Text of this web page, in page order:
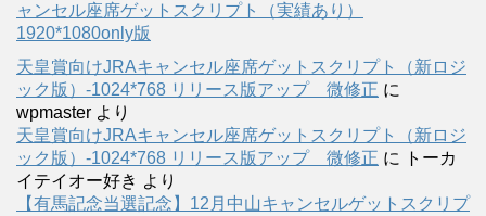
ャンセル座席ゲットスクリプト（実績あり）
1920*1080only版
天皇賞向けJRAキャンセル座席ゲットスクリプト（新ロジ
ック版）-1024*768 リリース版アップ 微修正 に
wpmaster より
天皇賞向けJRAキャンセル座席ゲットスクリプト（新ロジ
ック版）-1024*768 リリース版アップ 微修正 に
トーカ
イテイオー好き より
【有馬記念当選記念】12月中山キャンセルゲットスクリプ